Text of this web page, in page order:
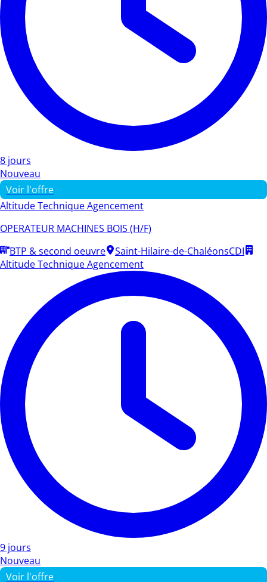
8 jours
Nouveau
Voir l'offre
Altitude Technique Agencement
OPERATEUR MACHINES BOIS (H/F)
BTP & second oeuvre
Saint-Hilaire-de-ChaléonsCDI
Altitude Technique Agencement
9 jours
Nouveau
Voir l'offre